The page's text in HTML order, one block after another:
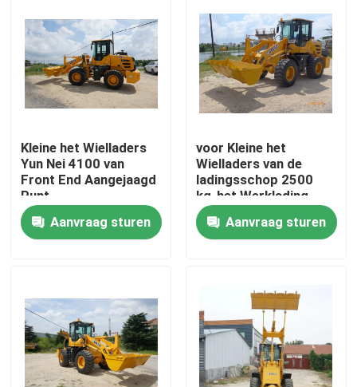
Huis
Ongeveer ons
Fabrieksreis
Kleine het Wielladers
Yun Nei 4100 van
Front End Aangejaagd
Punt
Aanvraag sturen
voor Kleine het
Wielladers van de
ladingsschop 2500
kg-het Werklading
Aanvraag sturen